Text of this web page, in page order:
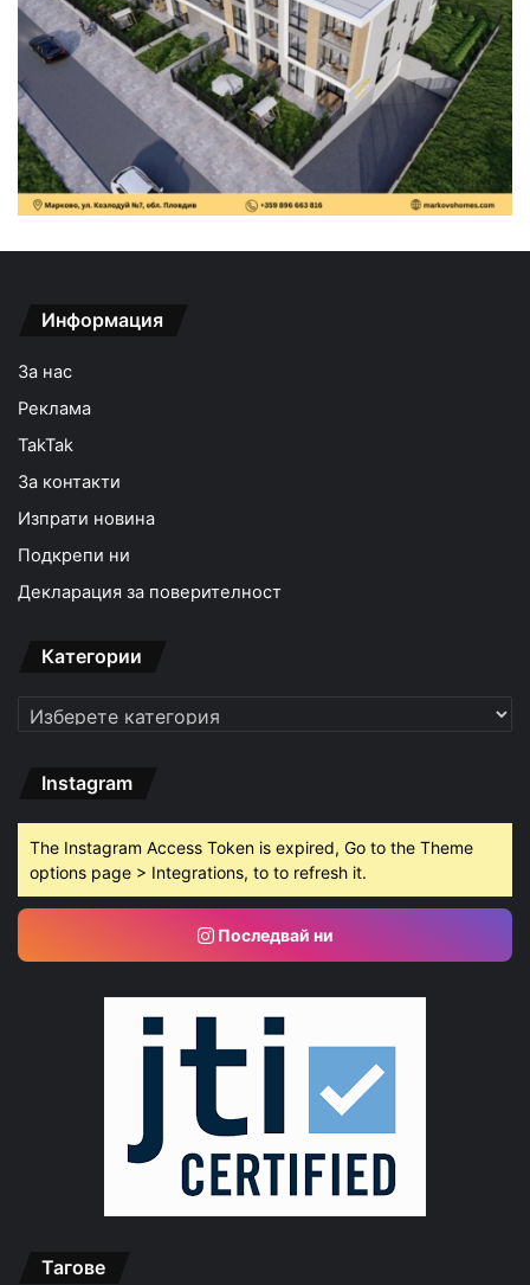
Информация
За нас
Реклама
TakTak
За контакти
Изпрати новина
Подкрепи ни
Декларация за поверителност
Категории
Категории
Instagram
The Instagram Access Token is expired, Go to the Theme
options page > Integrations, to to refresh it.
Последвай ни
Тагове